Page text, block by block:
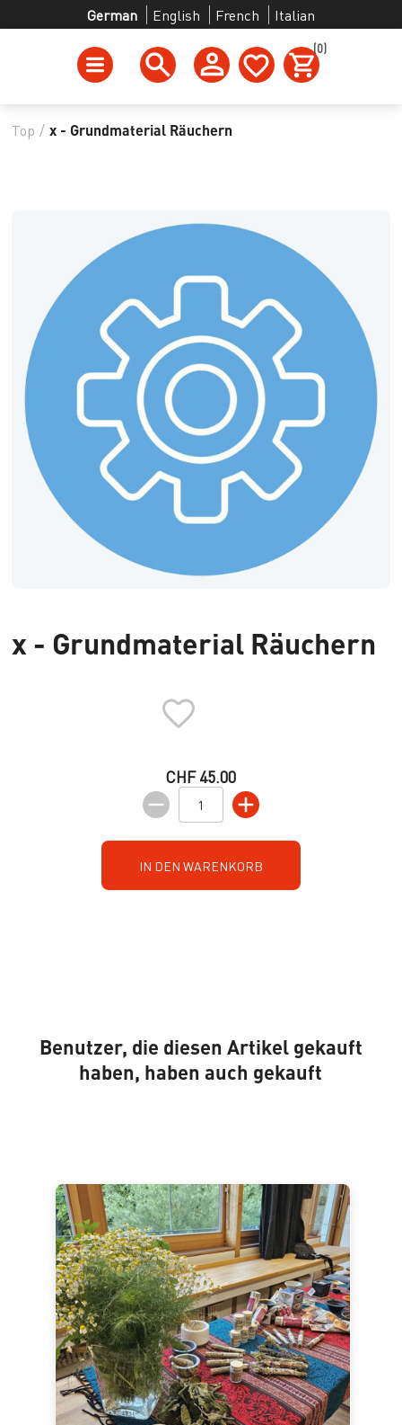
German English French Italian
(0)
Top / x - Grundmaterial Räuchern
x - Grundmaterial Räuchern
CHF 45.00
IN DEN WARENKORB
Benutzer, die diesen Artikel gekauft
haben, haben auch gekauft